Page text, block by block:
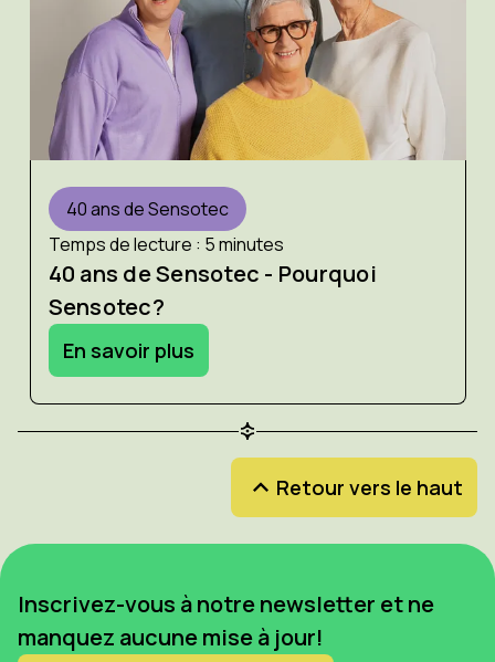
40 ans de Sensotec
Temps de lecture : 5 minutes
40 ans de Sensotec - Pourquoi
Sensotec?
En savoir plus
Retour vers le haut
Inscrivez-vous à notre newsletter et ne
manquez aucune mise à jour!